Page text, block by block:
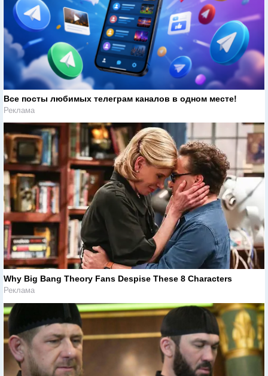
Все посты любимых телеграм каналов в одном месте!
Реклама
Why Big Bang Theory Fans Despise These 8 Characters
Реклама